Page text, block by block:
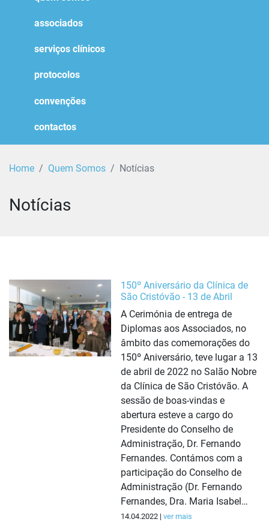
associados
serviços clínicos
protocolos
convenções
contactos
Home Quem Somos Notícias
Notícias
150º Aniversário da Clínica de
São Cristóvão - 13 de Abril
A Cerimónia de entrega de
Diplomas aos Associados, no
âmbito das comemorações do
150º Aniversário, teve lugar a 13
de abril de 2022 no Salão Nobre
da Clínica de São Cristóvão. A
sessão de boas-vindas e
abertura esteve a cargo do
Presidente do Conselho de
Administração, Dr. Fernando
Fernandes. Contámos com a
participação do Conselho de
Administração (Dr. Fernando
Fernandes, Dra. Maria Isabel…
14.04.2022 | ver mais